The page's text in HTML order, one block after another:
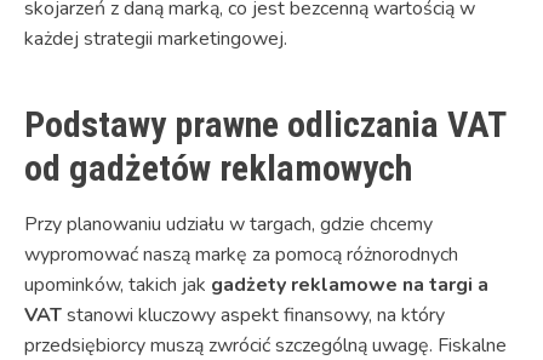
skojarzeń z daną marką, co jest bezcenną wartością w
każdej strategii marketingowej.
Podstawy prawne odliczania VAT
od gadżetów reklamowych
Przy planowaniu udziału w targach, gdzie chcemy
wypromować naszą markę za pomocą różnorodnych
upominków, takich jak gadżety reklamowe na targi a
VATstanowi kluczowy aspekt finansowy, na który
przedsiębiorcy muszą zwrócić szczególną uwagę. Fiskalne